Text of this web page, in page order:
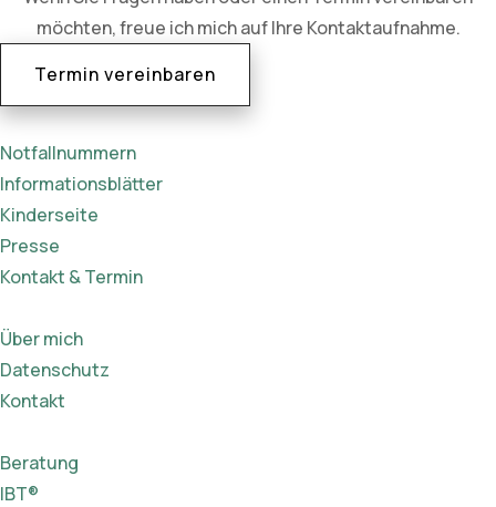
möchten, freue ich mich auf Ihre Kontaktaufnahme.
Termin vereinbaren
Notfallnummern
Informationsblätter
Kinderseite
Presse
Kontakt & Termin
Über mich
Datenschutz
Kontakt
Beratung
IBT®